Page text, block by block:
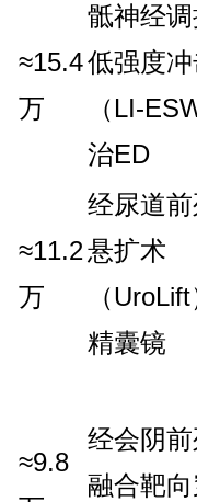
≈15.4
万
骶神经
低强度
（LI-
治ED
≈11.2
万
经尿道
悬扩术
（
精囊镜
≈9.8
经会阴
融合靶